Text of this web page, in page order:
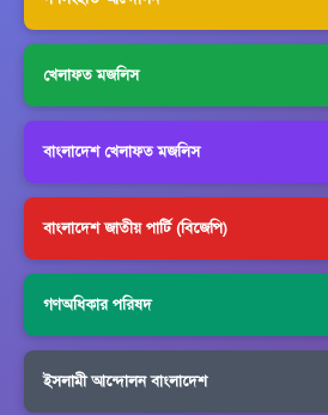
খেলাফত মজলিস
বাংলাদেশ খেলাফত মজলিস
বাংলাদেশ জাতীয় পার্টি (বিজেপি)
গণঅধিকার পরিষদ
ইসলামী আন্দোলন বাংলাদেশ